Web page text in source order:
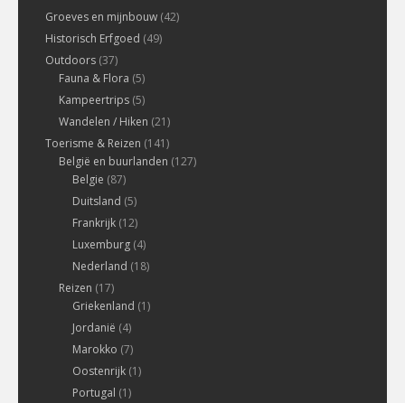
Groeves en mijnbouw (42)
Historisch Erfgoed (49)
Outdoors (37)
Fauna & Flora (5)
Kampeertrips (5)
Wandelen / Hiken (21)
Toerisme & Reizen (141)
België en buurlanden (127)
Belgie (87)
Duitsland (5)
Frankrijk (12)
Luxemburg (4)
Nederland (18)
Reizen (17)
Griekenland (1)
Jordanië (4)
Marokko (7)
Oostenrijk (1)
Portugal (1)